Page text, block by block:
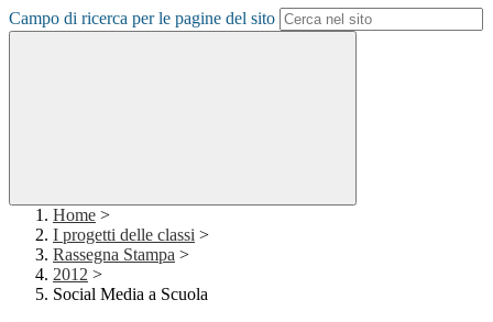
Campo di ricerca per le pagine del sito
Home >
I progetti delle classi >
Rassegna Stampa >
2012 >
Social Media a Scuola